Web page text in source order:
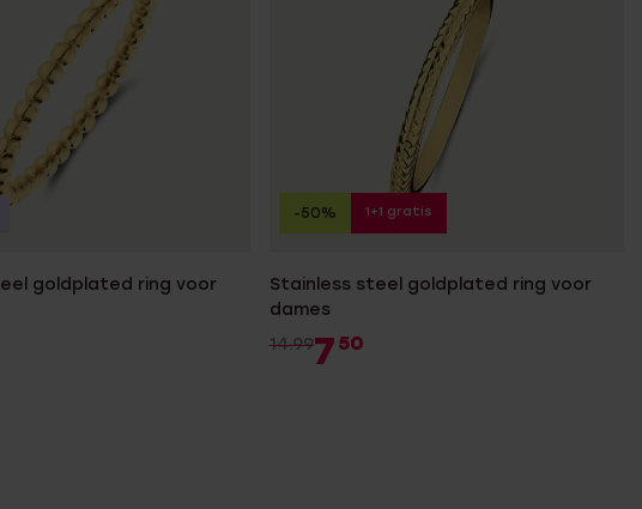
goldplated ring voor
Stainless steel goldplated ring voor
dames
14.997 50
-50% 1+1 gratis